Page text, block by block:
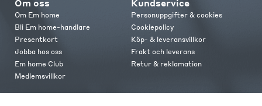
Om oss
Om Em home
Bli Em home-handlare
Presentkort
Jobba hos oss
Em home Club
Medlemsvillkor
Kundservice
Personuppgifter & cookies
Cookiepolicy
Köp- & leveransvillkor
Frakt och leverans
Retur & reklamation